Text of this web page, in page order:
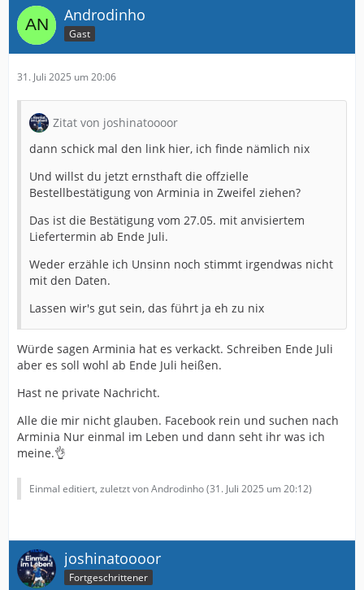
Androdinho
Gast
31. Juli 2025 um 20:06
Zitat von joshinatoooor
dann schick mal den link hier, ich finde nämlich nix
Und willst du jetzt ernsthaft die offzielle
Bestellbestätigung von Arminia in Zweifel ziehen?
Das ist die Bestätigung vom 27.05. mit anvisiertem
Liefertermin ab Ende Juli.
Weder erzähle ich Unsinn noch stimmt irgendwas nicht
mit den Daten.
Lassen wir's gut sein, das führt ja eh zu nix
Würde sagen Arminia hat es verkackt. Schreiben Ende Juli
aber es soll wohl ab Ende Juli heißen.
Hast ne private Nachricht.
Alle die mir nicht glauben. Facebook rein und suchen nach
Arminia Nur einmal im Leben und dann seht ihr was ich
meine.👌
Einmal editiert, zuletzt von Androdinho (31. Juli 2025 um 20:12)
joshinatoooor
Fortgeschrittener